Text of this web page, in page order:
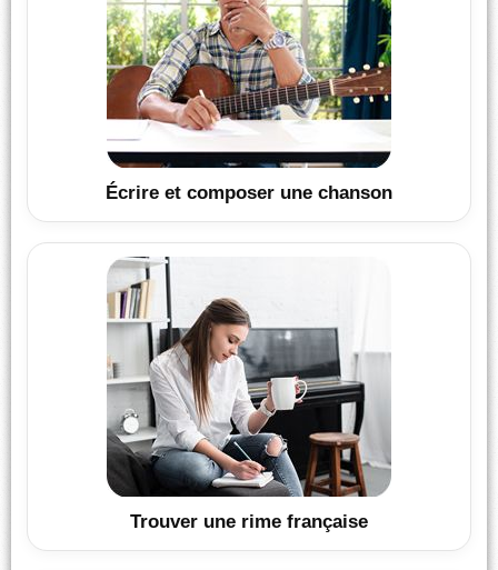
Écrire et composer une chanson
Trouver une rime française